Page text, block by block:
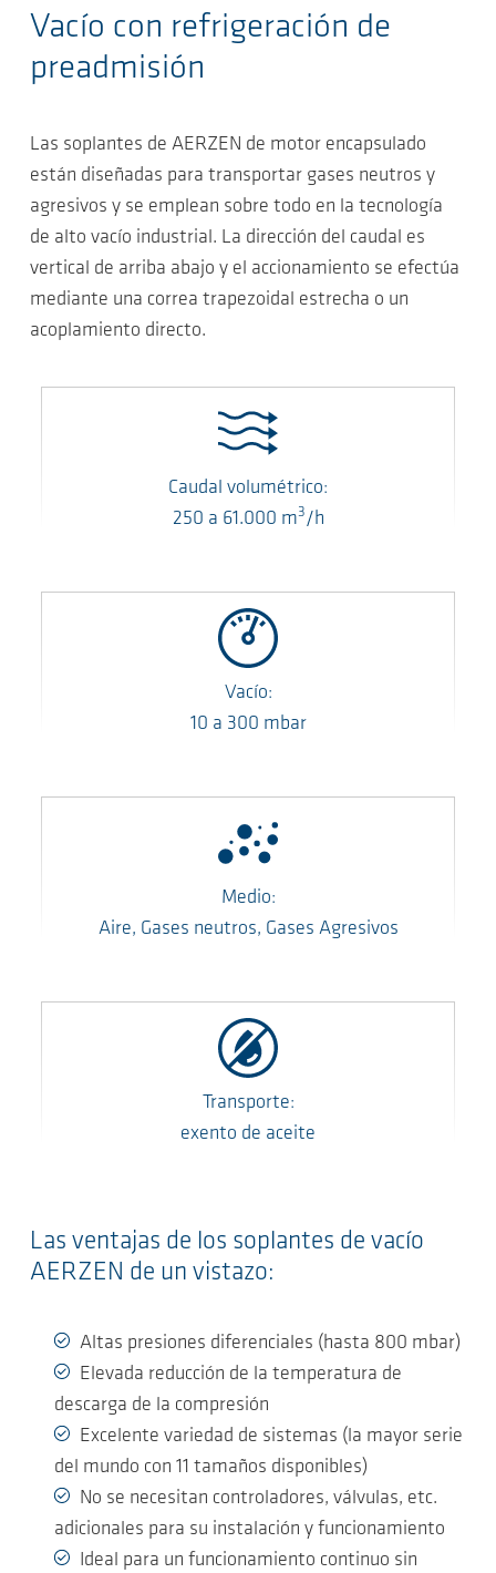
Vacío con refrigeración de
preadmisión
Las soplantes de AERZEN de motor encapsulado
están diseñadas para transportar gases neutros y
agresivos y se emplean sobre todo en la tecnología
de alto vacío industrial. La dirección del caudal es
vertical de arriba abajo y el accionamiento se efectúa
mediante una correa trapezoidal estrecha o un
acoplamiento directo.
Caudal volumétrico:
250 a 61.000 m3/h
Vacío:
10 a 300 mbar
Medio:
Aire, Gases neutros, Gases Agresivos
Transporte:
exento de aceite
Las ventajas de los soplantes de vacío
AERZEN de un vistazo:
Altas presiones diferenciales (hasta 800 mbar)
Elevada reducción de la temperatura de
descarga de la compresión
Excelente variedad de sistemas (la mayor serie
del mundo con 11 tamaños disponibles)
No se necesitan controladores, válvulas, etc.
adicionales para su instalación y funcionamiento
Ideal para un funcionamiento continuo sin